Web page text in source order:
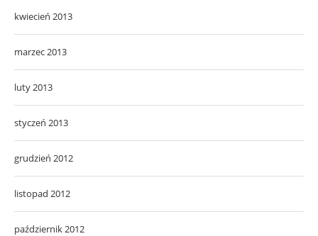
kwiecień 2013
marzec 2013
luty 2013
styczeń 2013
grudzień 2012
listopad 2012
październik 2012